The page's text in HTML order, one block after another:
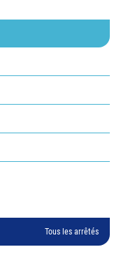
Tous les arrêtés